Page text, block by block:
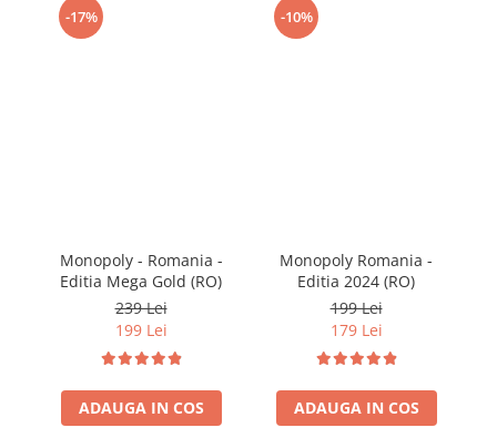
-17%
Monopoly - Romania -
Editia Mega Gold (RO)
239 Lei
199 Lei
ADAUGA IN COS
-10%
Monopoly Romania -
Editia 2024 (RO)
199 Lei
179 Lei
ADAUGA IN COS